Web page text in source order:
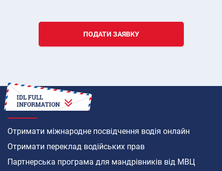
ПОДАТИ ЗАЯВКУ
ЯК
Отримати міжнародне посвідчення водія онлайн
Отримати переклад водійських прав
Партнерська програма для мандрівників від МВЦ